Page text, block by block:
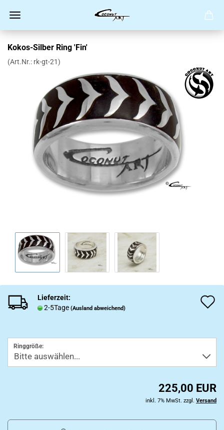
Kokos-Silber Ring 'Fin'
(Art.Nr.: rk-gt-21)
Lieferzeit:
2-5Tage (Ausland abweichend)
Ringgröße:
225,00 EUR
inkl. 7% MwSt. zzgl. Versand